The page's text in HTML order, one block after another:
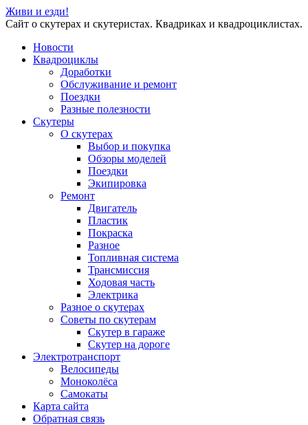
Живи и езди!
Сайт о скутерах и скутеристах. Квадриках и квадроциклистах.
Новости
Квадроциклы
Доработки
Обслуживание и ремонт
Поездки
Разные полезности
Скутеры
О скутерах
Выбор и покупка
Обзоры моделей
Поездки
Экипировка
Ремонт
Двигатель
Пластик
Покраска
Разное
Топливная система
Трансмиссия
Ходовая часть
Электрика
Разное о скутерах
Советы по скутерам
Скутер в гараже
Скутер на дороге
Электротранспорт
Велосипеды
Моноколёса
Самокаты
Карта сайта
Обратная связь